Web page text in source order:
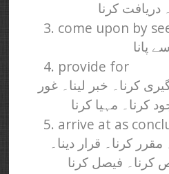
دریافت کرنا
3. come upon by
پانا
4. provide for
کرنا۔ خبر لینا۔ غور
کرنا۔ مہیا کرنا
5. arrive at as
مقرر کرنا۔ قرار دینا۔
کرنا۔ فیصل کرنا